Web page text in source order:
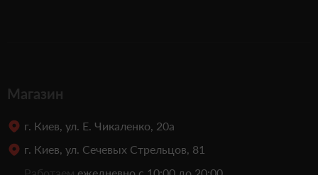
Магазин
г. Киев, ул. Е. Чикаленко, 20а
г. Киев, ул. Сечевых Стрельцов, 81